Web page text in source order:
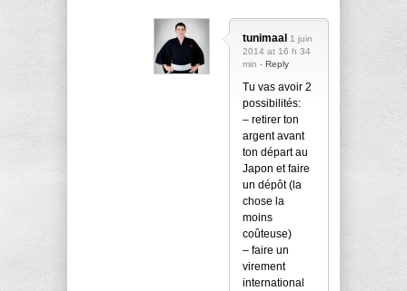
tunimaal 1 juin
2014 at 16 h 34
min - Reply
Tu vas avoir 2
possibilités:
– retirer ton
argent avant
ton départ au
Japon et faire
un dépôt (la
chose la
moins
coûteuse)
– faire un
virement
international